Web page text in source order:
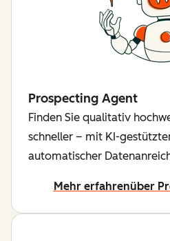
Prospecting Agent
Finden Sie qualitativ
schneller – mit KI-
automatischer
Mehr erfahrenüber